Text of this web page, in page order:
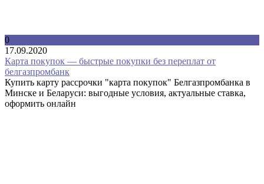
0
17.09.2020
Карта покупок — быстрые покупки без переплат от
белгазпромбанк
Купить карту рассрочки "карта покупок" Белгазпромбанка в
Минске и Беларуси: выгодные условия, актуальные ставка,
оформить онлайн